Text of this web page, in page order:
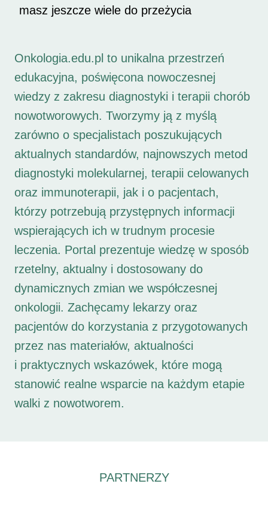
masz jeszcze wiele do przeżycia
Onkologia.edu.pl to unikalna przestrzeń
edukacyjna, poświęcona nowoczesnej
wiedzy z zakresu diagnostyki i terapii chorób
nowotworowych. Tworzymy ją z myślą
zarówno o specjalistach poszukujących
aktualnych standardów, najnowszych metod
diagnostyki molekularnej, terapii celowanych
oraz immunoterapii, jak i o pacjentach,
którzy potrzebują przystępnych informacji
wspierających ich w trudnym procesie
leczenia. Portal prezentuje wiedzę w sposób
rzetelny, aktualny i dostosowany do
dynamicznych zmian we współczesnej
onkologii. Zachęcamy lekarzy oraz
pacjentów do korzystania z przygotowanych
przez nas materiałów, aktualności
i praktycznych wskazówek, które mogą
stanowić realne wsparcie na każdym etapie
walki z nowotworem.
PARTNERZY